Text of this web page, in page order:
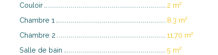
Couloir
2 m²
Chambre 1
8,3 m²
Chambre 2
11,70 m²
Salle de bain
5 m²